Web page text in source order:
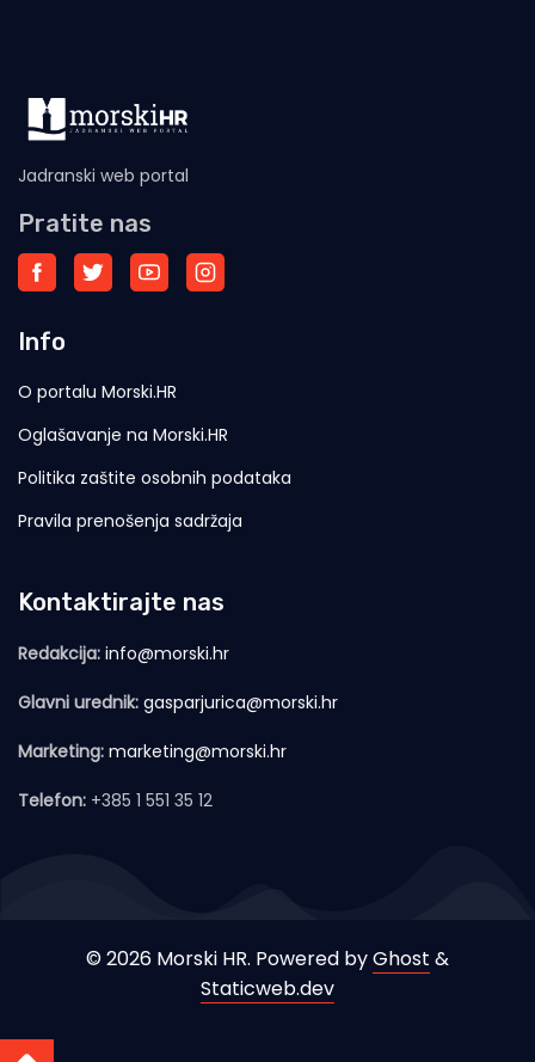
Jadranski web portal
Pratite nas
Info
O portalu Morski.HR
Oglašavanje na Morski.HR
Politika zaštite osobnih podataka
Pravila prenošenja sadržaja
Kontaktirajte nas
Redakcija: info@morski.hr
Glavni urednik: gasparjurica@morski.hr
Marketing: marketing@morski.hr
Telefon: +385 1 551 35 12
© 2026 Morski HR. Powered byGhost &
Staticweb.dev